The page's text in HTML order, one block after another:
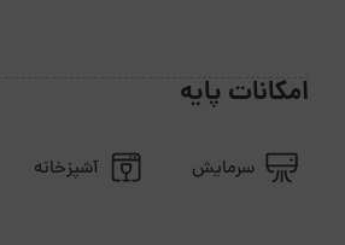
امکانات پایه
سرمایش آشپزخانه